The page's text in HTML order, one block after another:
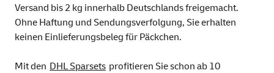
Versand bis 2 kg innerhalb Deutschlands freigemacht.
Ohne Haftung und Sendungsverfolgung, Sie erhalten
keinen Einlieferungsbeleg für Päckchen.
Mit den DHL Sparsets profitieren Sie schon ab 10